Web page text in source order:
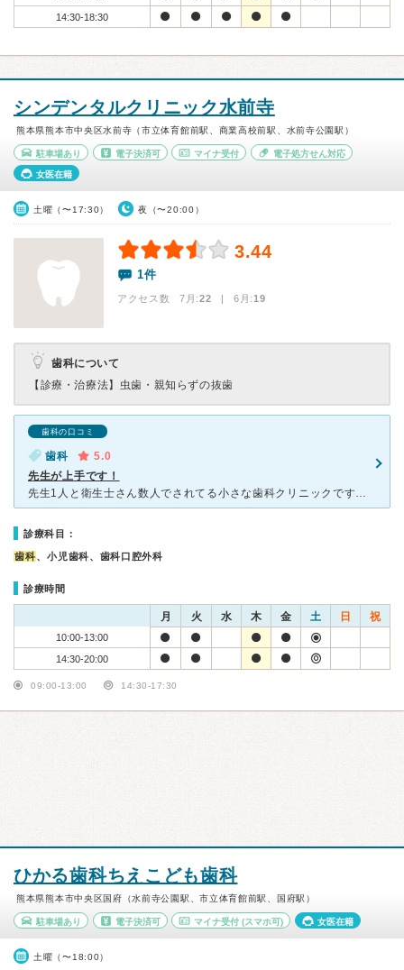
14:30-18:30
シンデンタルクリニック水前寺
熊本県熊本市中央区水前寺（市立体育館前駅、商業高校前駅、水前寺公園駅）
駐車場あり 電子決済可 マイナ受付 電子処方せん対応
女医在籍
土曜（〜17:30） 夜（〜20:00）
3.44
1件
アクセス数 7月:22 | 6月:19
歯科について
【診療・治療法】 虫歯・親知らずの抜歯
歯科の口コミ
歯科
5.0
先生が上手です！
先生1人と衛生士さん数人でされてる小さな歯科クリニックですが、先生の腕がいいです。遠く引っ越してからもこちらに通っています。 先生の診察は的確でスマート、無駄な検査やレントゲン撮ったりはされません。
診療科目：
歯科、小児歯科、歯科口腔外科
診療時間
月 火 水 木 金 土 日 祝
10:00-13:00
14:30-20:00
09:00-13:00 14:30-17:30
ひかる歯科ちえこども歯科
熊本県熊本市中央区国府（水前寺公園駅、市立体育館前駅、国府駅）
駐車場あり 電子決済可 マイナ受付 (スマホ可) 女医在籍
土曜（〜18:00）